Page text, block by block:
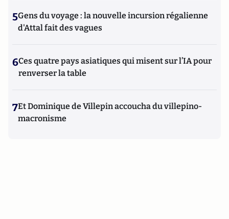
5Gens du voyage : la nouvelle incursion régalienne
d'Attal fait des vagues
6Ces quatre pays asiatiques qui misent sur l’IA pour
renverser la table
7Et Dominique de Villepin accoucha du villepino-
macronisme